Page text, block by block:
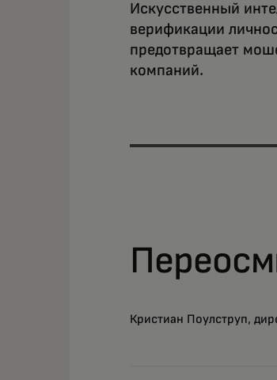
Искусственный
верификации
предотвращает
компаний.
Кристиан Поулструп,